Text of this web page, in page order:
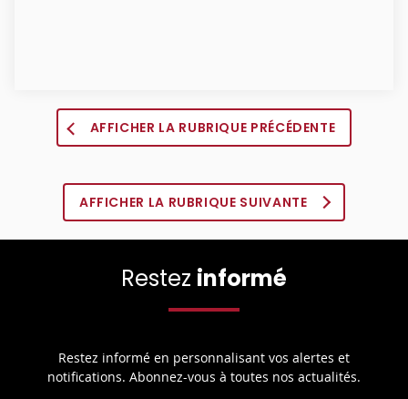
AFFICHER LA RUBRIQUE PRÉCÉDENTE
AFFICHER LA RUBRIQUE SUIVANTE
Restez informé
Restez informé en personnalisant vos alertes et
notifications. Abonnez-vous à toutes nos actualités.